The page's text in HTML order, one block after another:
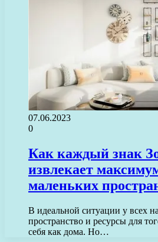
07.06.2023
0
Как каждый знак
извлекает
маленьких
В идеальной ситуации у всех
пространство и ресурсы для
себя как дома. Но…